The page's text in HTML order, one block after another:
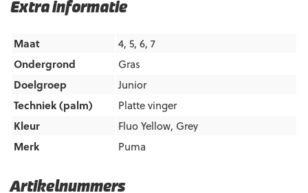
Artikelnummers
Extra informatie
Maat
4, 5, 6, 7
Ondergrond
Gras
Doelgroep
Junior
Techniek (palm)
Platte vinger
Kleur
Fluo Yellow, Grey
Merk
Puma